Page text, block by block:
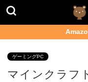
ゲーミングPC
マインクラフ